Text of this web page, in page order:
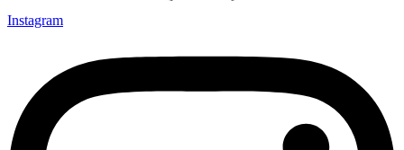
Instagram